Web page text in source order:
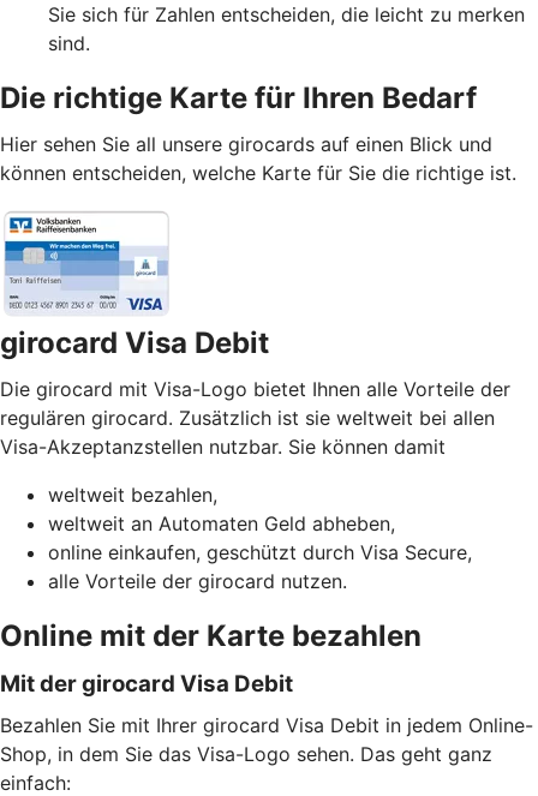
Sie sich für Zahlen entscheiden, die leicht zu merken
sind.
Die richtige Karte für Ihren Bedarf
Hier sehen Sie all unsere girocards auf einen Blick und
können entscheiden, welche Karte für Sie die richtige ist.
girocard Visa Debit
Die girocard mit Visa-Logo bietet Ihnen alle Vorteile der
regulären girocard. Zusätzlich ist sie weltweit bei allen
Visa-Akzeptanzstellen nutzbar. Sie können damit
weltweit bezahlen,
weltweit an Automaten Geld abheben,
online einkaufen, geschützt durch Visa Secure,
alle Vorteile der girocard nutzen.
Online mit der Karte bezahlen
Mit der girocard Visa Debit
Bezahlen Sie mit Ihrer girocard Visa Debit in jedem Online-
Shop, in dem Sie das Visa-Logo sehen. Das geht ganz
einfach: